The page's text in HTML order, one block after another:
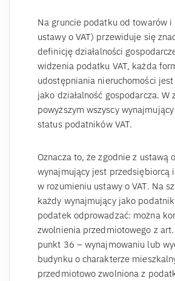
Na gruncie podatku od towarów i
ustawy o VAT) przewiduje się
definicję działalności
widzenia podatku VAT, każda
udostępniania nieruchomości
jako działalność gospodarcza. W
powyższym wszyscy
status podatników VAT.
Oznacza to, że zgodnie z ustawą
wynajmujący jest przedsiębiorcą
w rozumieniu ustawy o VAT. Na
każdy wynajmujący jako
podatek odprowadzać: można
zwolnienia przedmiotowego z
punkt 36 – wynajmowaniu lub
budynku o charakterze
przedmiotowo zwolniona z